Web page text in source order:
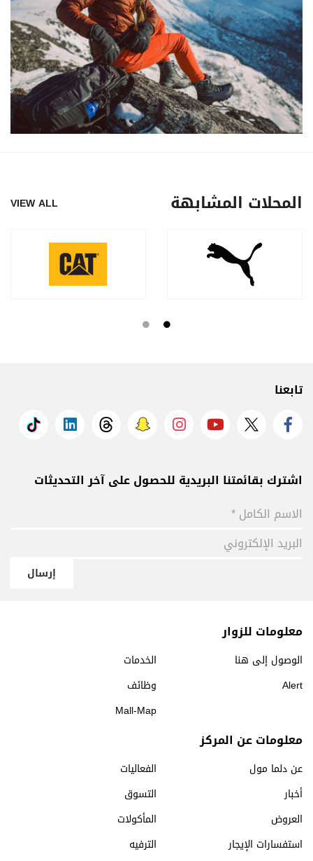
المحلات المشابهة VIEW ALL
تابعنا
اشترك بقائمتنا البريدية للحصول على آخر التحديثات
إرسال
معلومات للزوار
الخدمات
الوصول إلى هنا
وظائف
Alert
Mall-Map
معلومات عن المركز
عن دلما مول
الفعاليات
أخبار
التسوق
العروض
المأكولات
استفسارات الإيجار
الترفيه